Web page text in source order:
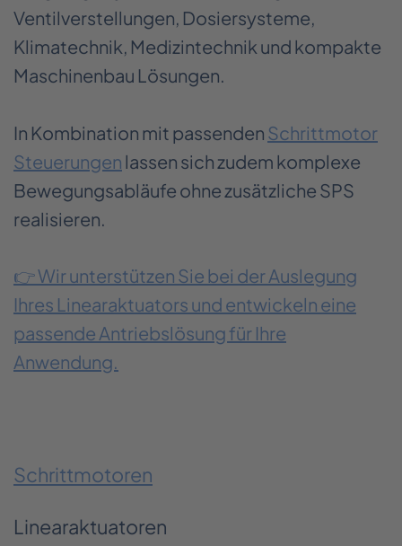
Ventilverstellungen, Dosiersysteme,
Klimatechnik, Medizintechnik und kompakte
Maschinenbau Lösungen.
In Kombination mit passenden Schrittmotor
Steuerungen lassen sich zudem komplexe
Bewegungsabläufe ohne zusätzliche SPS
realisieren.
👉 Wir unterstützen Sie bei der Auslegung
Ihres Linearaktuators und entwickeln eine
passende Antriebslösung für Ihre
Anwendung.
Schrittmotoren
Linearaktuatoren